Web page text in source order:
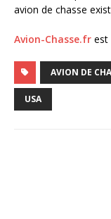
avion de chasse
Avion-Chasse.fr est
AVION DE
USA